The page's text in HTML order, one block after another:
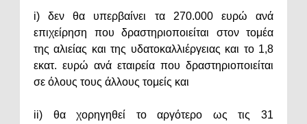
i) δεν θα υπερβαίνει τα 270.000 ευρώ ανά
επιχείρηση που δραστηριοποιείται στον τομέα
της αλιείας και της υδατοκαλλιέργειας και το 1,8
εκατ. ευρώ ανά εταιρεία που δραστηριοποιείται
σε όλους τους άλλους τομείς και
ii) θα χορηγηθεί το αργότερο ως τις 31